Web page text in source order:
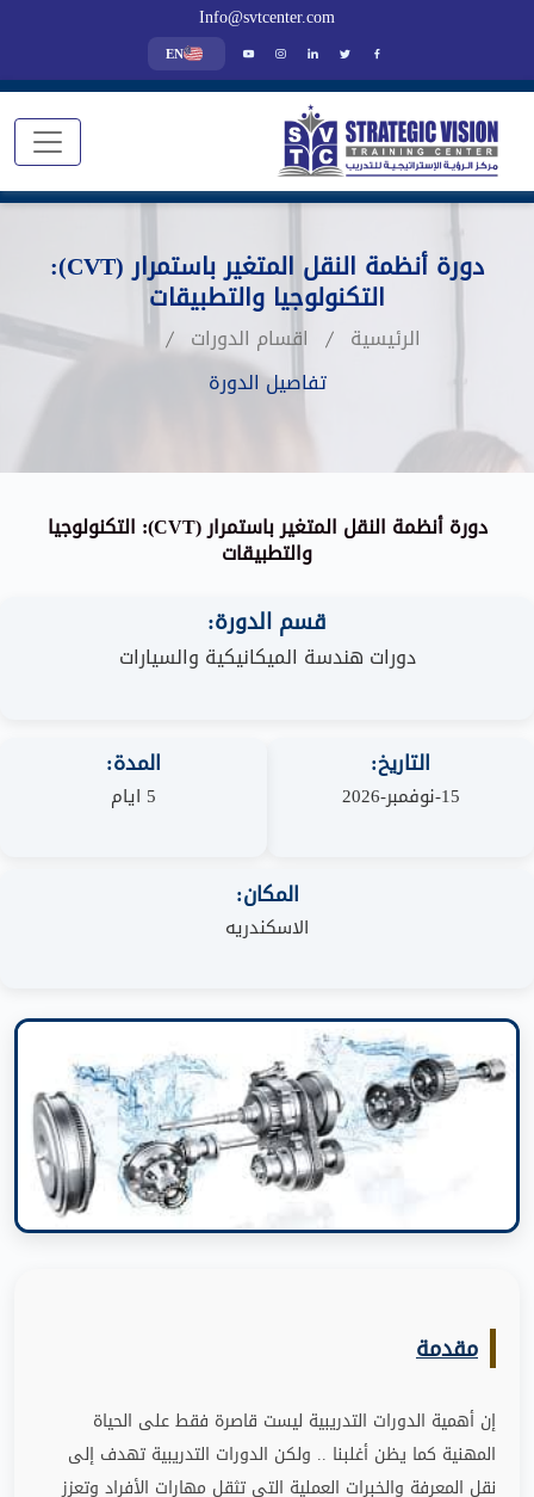
Info@svtcenter.com
EN
دورة أنظمة النقل المتغير باستمرار (CVT):
التكنولوجيا والتطبيقات
الرئيسية
اقسام الدورات
تفاصيل الدورة
دورة أنظمة النقل المتغير باستمرار (CVT): التكنولوجيا
والتطبيقات
قسم الدورة:
دورات هندسة الميكانيكية والسيارات
التاريخ:
15-نوفمبر-2026
المدة:
5 ايام
المكان:
الاسكندريه
مقدمة
إن أهمية الدورات التدريبية ليست قاصرة فقط على الحياة
المهنية كما يظن أغلبنا .. ولكن الدورات التدريبية تهدف إلى
نقل المعرفة والخبرات العملية التى تثقل مهارات الأفراد وتعزز